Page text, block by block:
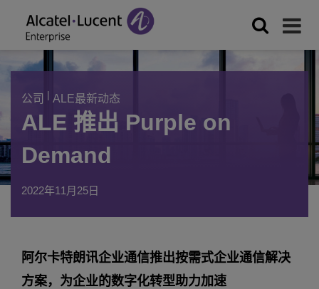
公司 | ALE最新动态
ALE 推出 Purple on
Demand
2022年11月25日
阿尔卡特朗讯企业通信推出按需式企业通信解决
方案，为企业的数字化转型助力加速